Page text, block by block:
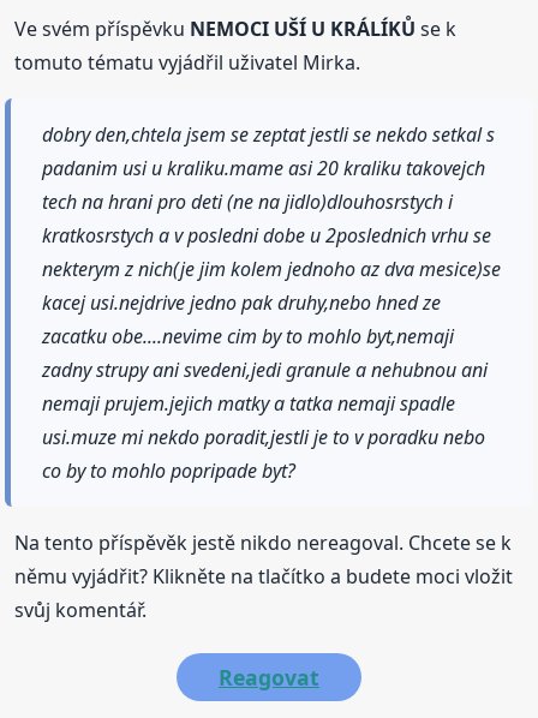
Ve svém příspěvku NEMOCI UŠÍ U KRÁLÍKŮ se k
tomuto tématu vyjádřil uživatel Mirka.
dobry den,chtela jsem se zeptat jestli se nekdo setkal s
padanim usi u kraliku.mame asi 20 kraliku takovejch
tech na hrani pro deti (ne na jidlo)dlouhosrstych i
kratkosrstych a v posledni dobe u 2poslednich vrhu se
nekterym z nich(je jim kolem jednoho az dva mesice)se
kacej usi.nejdrive jedno pak druhy,nebo hned ze
zacatku obe....nevime cim by to mohlo byt,nemaji
zadny strupy ani svedeni,jedi granule a nehubnou ani
nemaji prujem.jejich matky a tatka nemaji spadle
usi.muze mi nekdo poradit,jestli je to v poradku nebo
co by to mohlo popripade byt?
Na tento příspěvěk jestě nikdo nereagoval. Chcete se k
němu vyjádřit? Klikněte na tlačítko a budete moci vložit
svůj komentář.
Reagovat